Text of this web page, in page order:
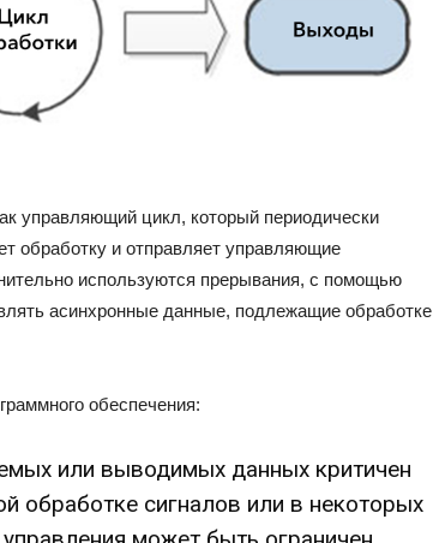
управляющий цикл, который периодически
обработку и отправляет управляющие
используются прерывания, с помощью
асинхронные данные, подлежащие обработке
обеспечения:
или выводимых данных критичен
обработке сигналов или в некоторых